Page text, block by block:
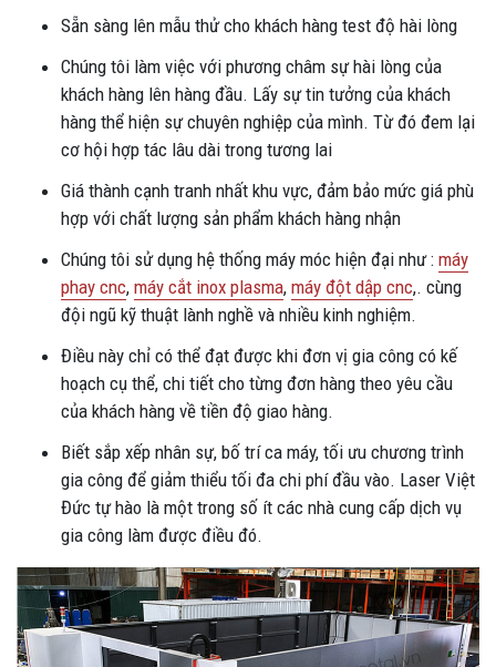
Sẵn sàng lên mẫu thử cho khách hàng test độ hài lòng
Chúng tôi làm việc với phương châm sự hài lòng của
khách hàng lên hàng đầu. Lấy sự tin tưởng của khách
hàng thể hiện sự chuyên nghiệp của mình. Từ đó đem lại
cơ hội hợp tác lâu dài trong tương lai
Giá thành cạnh tranh nhất khu vực, đảm bảo mức giá phù
hợp với chất lượng sản phẩm khách hàng nhận
Chúng tôi sử dụng hệ thống máy móc hiện đại như : máy
phay cnc, máy cắt inox plasma, máy đột dập cnc,. cùng
đội ngũ kỹ thuật lành nghề và nhiều kinh nghiệm.
Điều này chỉ có thể đạt được khi đơn vị gia công có kế
hoạch cụ thể, chi tiết cho từng đơn hàng theo yêu cầu
của khách hàng về tiền độ giao hàng.
Biết sắp xếp nhân sự, bố trí ca máy, tối ưu chương trình
gia công để giảm thiểu tối đa chi phí đầu vào. Laser Việt
Đức tự hào là một trong số ít các nhà cung cấp dịch vụ
gia công làm được điều đó.